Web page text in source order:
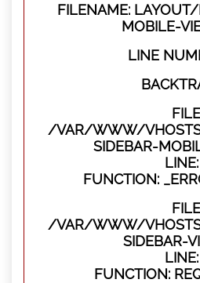
FILENAME:
MOBILE-
LINE
/VAR/WWW/
SIDEBAR-
FUNCTION:
/VAR/WWW/
SIDEBAR-
FUNCTION: